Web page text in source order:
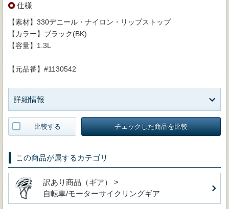
仕様
【素材】330デニール・ナイロン・リップストップ
【カラー】ブラック(BK)
【容量】1.3L
【元品番】#1130542
詳細情報
比較する チェックした商品を比較
この商品が属するカテゴリ
訳あり商品（ギア） >
自転車/モーターサイクリングギア